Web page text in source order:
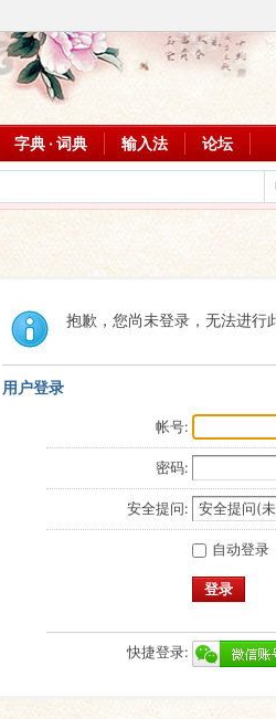
字典 · 词典 输入法 论坛
抱歉，您尚未登录，无法进行
用户登录
帐号:
密码:
安全提问:
自动登录
登录
快捷登录: